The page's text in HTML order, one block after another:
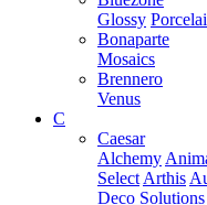
Glossy
Bonaparte
Mosaics
Brennero
Venus
C
Caesar
Alchemy
Select Arthis
Deco Solutions